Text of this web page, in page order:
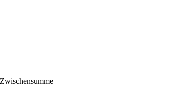
Zwischensumme